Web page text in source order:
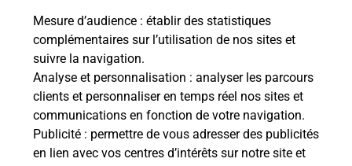
Mesure d’audience : établir des statistiques
complémentaires sur l’utilisation de nos sites et
suivre la navigation.
Analyse et personnalisation : analyser les parcours
clients et personnaliser en temps réel nos sites et
communications en fonction de votre navigation.
Publicité : permettre de vous adresser des publicités
en lien avec vos centres d’intérêts sur notre site et
Prochaine collecte du courrierlundià 08h30
3 Rue De La Mairie
52200 Mardor
Itinéraire